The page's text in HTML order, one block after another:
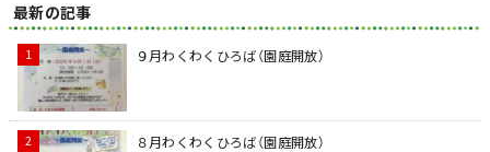
最新の記事
９月わくわくひろば（園庭開放）
８月わくわくひろば（園庭開放）